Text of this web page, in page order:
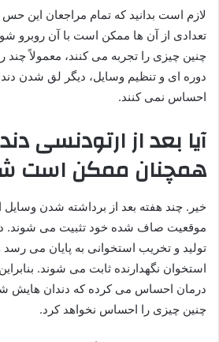
لازم است بدانید که تمام مراجعان این حس
تعدادی از آن ها ممکن است با آن روبرو
چنین چیزی را تجربه می کنند، معمولاً چند
دوره ای و تنظیم وسایل، دیگر لق شدن
احساس نمی کنند.
آیا بعد از ارتودنسی
همچنان ممکن است
خیر. چند هفته بعد از برداشته شدن وسایل
موقعیت صاف شده خود تثبیت می شوند. در
تولید و تخریب استخوانی به پایان می
استخوان نگهدارنده ثابت می شوند.
درمان احساس می کرده که دندان هایش
چنین چیزی را احساس نخواهد کرد.